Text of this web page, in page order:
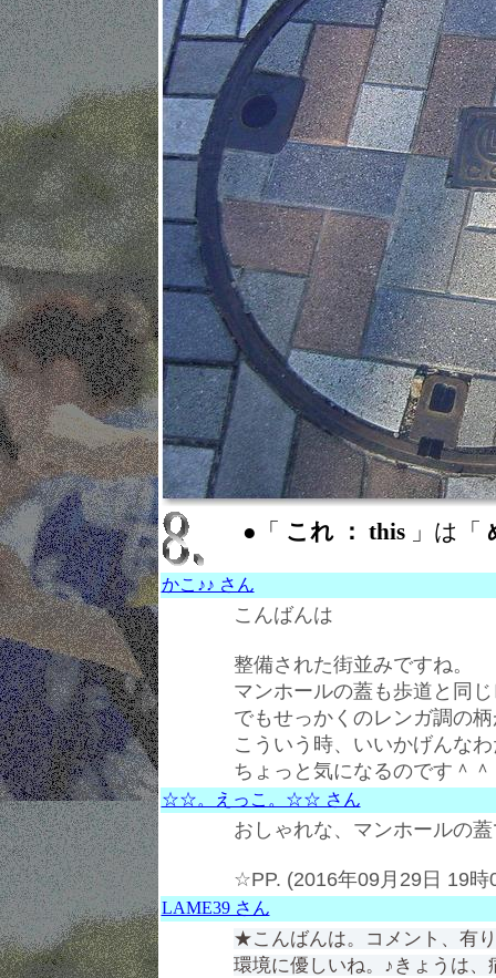
●「 これ ： this 」は「
かこ♪♪ さん
こんばんは
整備された街並みですね。
マンホールの蓋も歩道と同
でもせっかくのレンガ調の
こういう時、いいかげんな
ちょっと気になるのです＾
☆☆。えっこ。☆☆ さん
おしゃれな、マンホールの
☆PP. (2016年09月29日 19時
LAME39 さん
★こんばんは。コメント、有
環境に優しいね。♪きょうは